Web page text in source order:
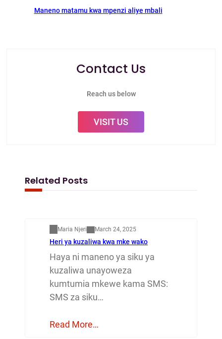
Maneno matamu kwa mpenzi aliye mbali
Contact Us
Reach us below
VISIT US
Related Posts
Maria Njeri March 24, 2025
Heri ya kuzaliwa kwa mke wako
Haya ni maneno ya siku ya
kuzaliwa unayoweza
kumtumia mkewe kama SMS:
SMS za siku…
Read More…